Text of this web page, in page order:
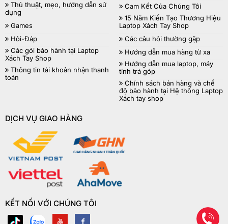
Thủ thuật, mẹo, hướng dẫn sử
dụng
Games
Hỏi-Đáp
Các gói bảo hành tại Laptop
Xách Tay Shop
Thông tin tài khoản nhận thanh
toán
Cam Kết Của Chúng Tôi
15 Năm Kiến Tạo Thương Hiệu
Laptop Xách Tay Shop
Các câu hỏi thường gặp
Hướng dẫn mua hàng từ xa
Hướng dẫn mua laptop, máy
tính trả góp
Chính sách bán hàng và chế
độ bảo hành tại Hệ thống Laptop
Xách tay shop
DỊCH VỤ GIAO HÀNG
KẾT NỐI VỚI CHÚNG TÔI